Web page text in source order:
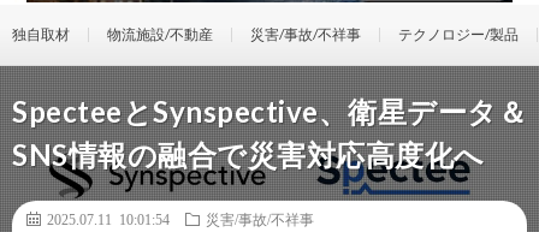
独自取材 物流施設/不動産 災害/事故/不祥事 テクノロジー/製品
SpecteeとSynspective、衛星データ＆
SNS情報の融合で災害対応高度化へ
2025.07.11 10:01:54
災害/事故/不祥事